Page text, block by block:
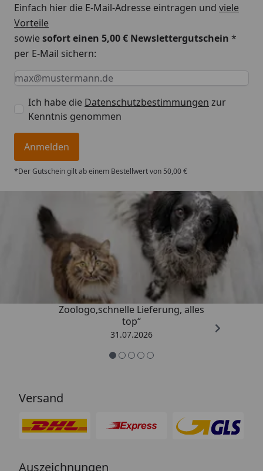
Einfach hier die E-Mail-Adresse eintragen und viele
Vorteile
sowiesofort einen 5,00 € Newslettergutschein *
per E-Mail sichern:
Keine Eingabe erforderlich
Eingabe erforderlich
E-Mail *
Ich habe die Datenschutzbestimmungen zur
Kenntnis genommen
Anmelden
*Der Gutschein gilt ab einem Bestellwert von 50,00 €
Trusted Shops
4,74/ 5
„Gute Erfahrung mit
Zoologo,schnelle Lieferung, alles
top“
31.07.2026
Versand
Auszeichnungen